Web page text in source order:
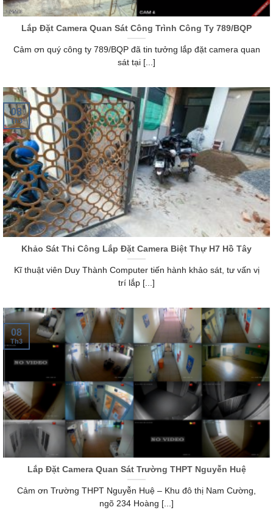
Lắp Đặt Camera Quan Sát Công Trình Công Ty 789/BQP
Cảm ơn quý công ty 789/BQP đã tin tưởng lắp đặt camera quan
sát tại [...]
Khảo Sát Thi Công Lắp Đặt Camera Biệt Thự H7 Hồ Tây
Kĩ thuật viên Duy Thành Computer tiến hành khảo sát, tư vấn vị
trí lắp [...]
08
Th3
Lắp Đặt Camera Quan Sát Trường THPT Nguyễn Huệ
Cảm ơn Trường THPT Nguyễn Huệ – Khu đô thị Nam Cường,
ngõ 234 Hoàng [...]
08
Th3